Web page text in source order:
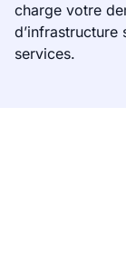
charge votre
services.